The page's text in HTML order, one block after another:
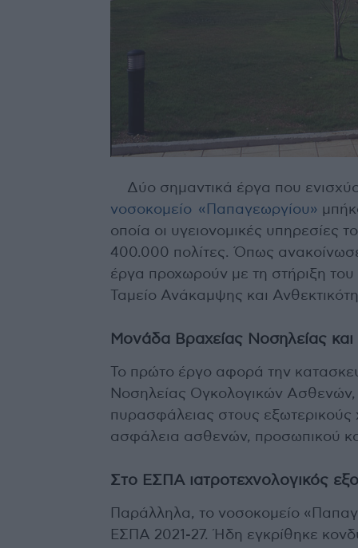
Δύο σημαντικά έργα που
νοσοκομείο «Παπαγεωργίου»
οποία οι υγειονομικές υπηρεσίες
400.000 πολίτες. Όπως
έργα προχωρούν με τη στήριξη
Ταμείο Ανάκαμψης και
Μονάδα Βραχείας Νοσηλείας
Το πρώτο έργο αφορά την
Νοσηλείας Ογκολογικών Ασθενών,
πυρασφάλειας στους εξωτερικούς
ασφάλεια ασθενών, προσωπικού
Στο ΕΣΠΑ ιατροτεχνολογικός
Παράλληλα, το νοσοκομείο
ΕΣΠΑ 2021-27. Ήδη εγκρίθηκε